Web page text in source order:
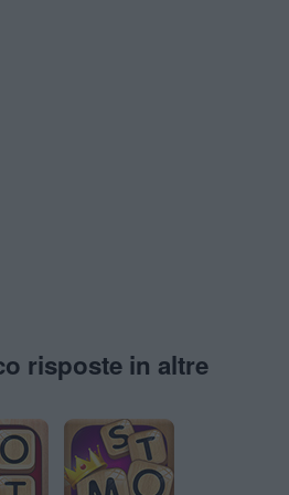
risposte in altre